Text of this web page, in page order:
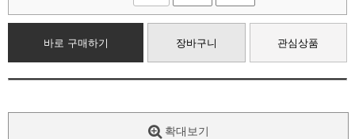
바로 구매하기 장바구니 관심상품
확대보기